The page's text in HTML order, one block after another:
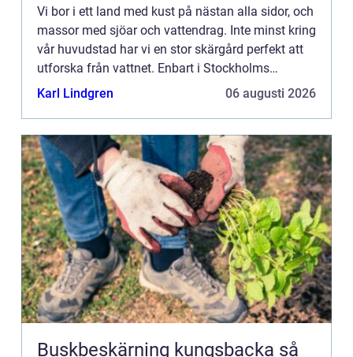
Vi bor i ett land med kust på nästan alla sidor, och
massor med sjöar och vattendrag. Inte minst kring
vår huvudstad har vi en stor skärgård perfekt att
utforska från vattnet. Enbart i Stockholms
skärg&arin...
Karl Lindgren 06 augusti 2026
Buskbeskärning kungsbacka så